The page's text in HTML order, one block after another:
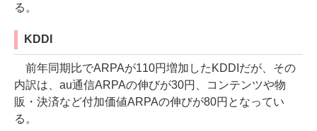
る。
KDDI
前年同期比でARPAが110円増加したKDDIだが、その
内訳は、au通信ARPAの伸びが30円、コンテンツや物
販・決済など付加価値ARPAの伸びが80円となってい
る。